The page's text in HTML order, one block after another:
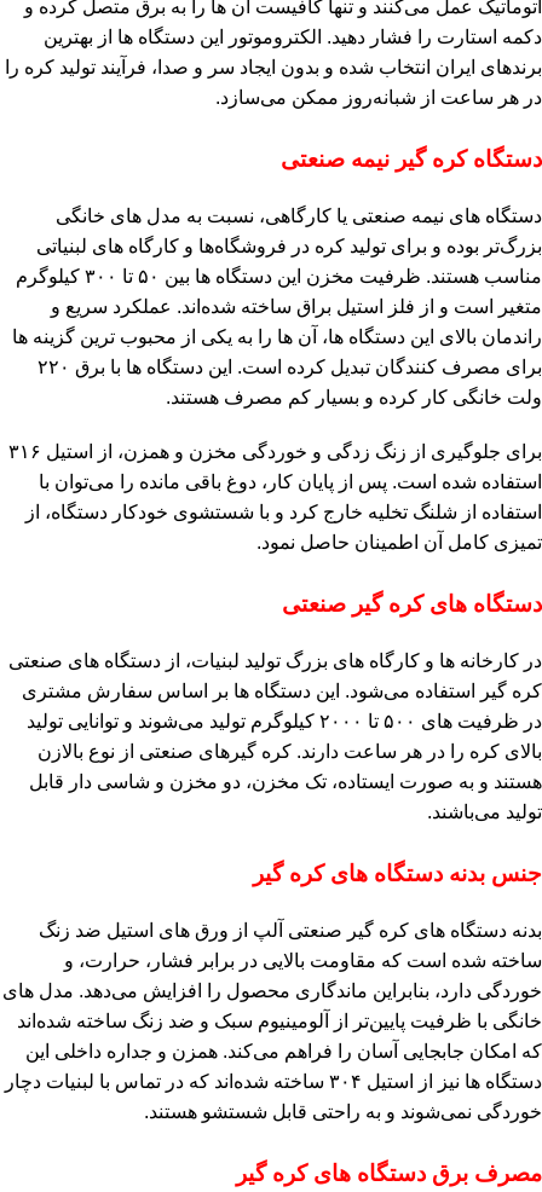
اتوماتیک عمل می‌کنند و تنها کافیست آن‌ ها را به برق متصل کرده و
دکمه استارت را فشار دهید. الکتروموتور این دستگاه‌ ها از بهترین
برندهای ایران انتخاب شده و بدون ایجاد سر و صدا، فرآیند تولید کره را
در هر ساعت از شبانه‌روز ممکن می‌سازد.
دستگاه کره‌ گیر نیمه صنعتی
دستگاه‌ های نیمه صنعتی یا کارگاهی، نسبت به مدل‌ های خانگی
بزرگ‌تر بوده و برای تولید کره در فروشگاه‌ها و کارگاه‌ های لبنیاتی
مناسب هستند. ظرفیت مخزن این دستگاه‌ ها بین ۵۰ تا ۳۰۰ کیلوگرم
متغیر است و از فلز استیل براق ساخته شده‌اند. عملکرد سریع و
راندمان بالای این دستگاه‌ ها، آن‌ ها را به یکی از محبوب‌ ترین گزینه‌ ها
برای مصرف‌ کنندگان تبدیل کرده است. این دستگاه‌ ها با برق ۲۲۰
ولت خانگی کار کرده و بسیار کم‌ مصرف هستند.
برای جلوگیری از زنگ‌ زدگی و خوردگی مخزن و همزن، از استیل ۳۱۶
استفاده شده است. پس از پایان کار، دوغ باقی‌ مانده را می‌توان با
استفاده از شلنگ تخلیه خارج کرد و با شستشوی خودکار دستگاه، از
تمیزی کامل آن اطمینان حاصل نمود.
دستگاه‌ های کره‌ گیر صنعتی
در کارخانه‌ ها و کارگاه‌ های بزرگ تولید لبنیات، از دستگاه‌ های صنعتی
کره‌ گیر استفاده می‌شود. این دستگاه‌ ها بر اساس سفارش مشتری
در ظرفیت‌ های ۵۰۰ تا ۲۰۰۰ کیلوگرم تولید می‌شوند و توانایی تولید
بالای کره را در هر ساعت دارند. کره‌ گیرهای صنعتی از نوع بالازن
هستند و به‌ صورت ایستاده، تک‌ مخزن، دو‌ مخزن و شاسی‌ دار قابل
تولید می‌باشند.
جنس بدنه دستگاه‌ های کره‌ گیر
بدنه دستگاه‌ های کره‌ گیر صنعتی آلپ از ورق‌ های استیل ضد زنگ
ساخته شده است که مقاومت بالایی در برابر فشار، حرارت، و
خوردگی دارد، بنابراین ماندگاری محصول را افزایش می‌دهد. مدل‌ های
خانگی با ظرفیت پایین‌تر از آلومینیوم سبک و ضد زنگ ساخته شده‌اند
که امکان جابجایی آسان را فراهم می‌کند. همزن و جداره داخلی این
دستگاه‌ ها نیز از استیل ۳۰۴ ساخته شده‌اند که در تماس با لبنیات دچار
خوردگی نمی‌شوند و به راحتی قابل شستشو هستند.
مصرف برق دستگاه‌ های کره‌ گیر